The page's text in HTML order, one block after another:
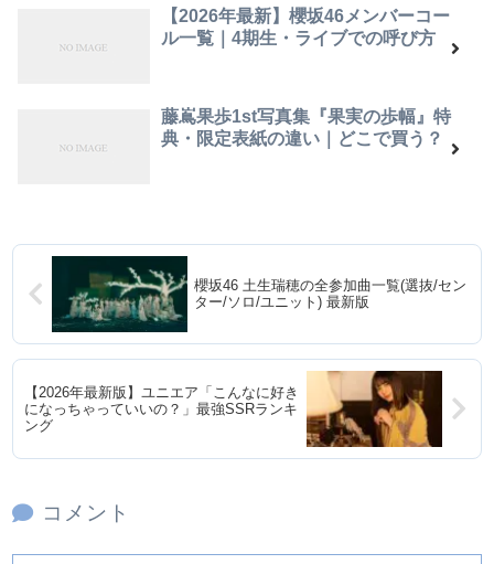
【2026年最新】櫻坂46メンバーコー
ル一覧｜4期生・ライブでの呼び方
藤嶌果歩1st写真集『果実の歩幅』特
典・限定表紙の違い｜どこで買う？
櫻坂46 土生瑞穂の全参加曲一覧(選抜/セン
ター/ソロ/ユニット) 最新版
【2026年最新版】ユニエア「こんなに好き
になっちゃっていいの？」最強SSRランキ
ング
コメント